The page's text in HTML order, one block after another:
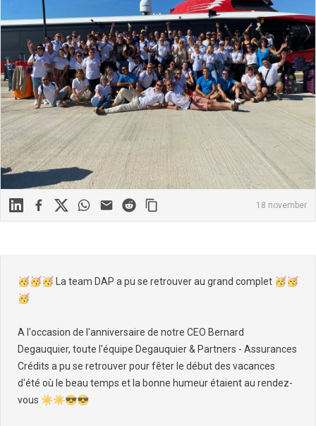
LinkedinFacebook
X WhatsApp
Mail Reddit 18 november
🥳🥳🥳 La team DAP a pu se retrouver au grand complet 🥳🥳
🥳
A l'occasion de l'anniversaire de notre CEO Bernard
Degauquier, toute l'équipe Degauquier & Partners - Assurances
Crédits a pu se retrouver pour fêter le début des vacances
d'été où le beau temps et la bonne humeur étaient au rendez-
vous ☀️☀😎😎